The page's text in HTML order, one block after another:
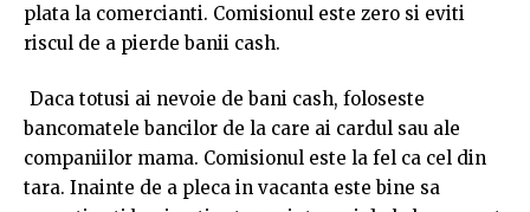
plata la comercianti. Comisionul este zero si eviti
riscul de a pierde banii cash.
Daca totusi ai nevoie de bani cash, foloseste
bancomatele bancilor de la care ai cardul sau ale
companiilor mama. Comisionul este la fel ca cel din
tara. Inainte de a pleca in vacanta este bine sa